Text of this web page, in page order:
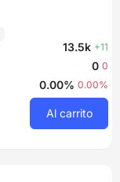
13.5k +11
0 0
0.00% 0.00%
Al carrito